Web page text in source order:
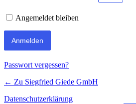
Angemeldet bleiben
Alternative:
Passwort vergessen?
← Zu Siegfried Giede GmbH
Datenschutzerklärung